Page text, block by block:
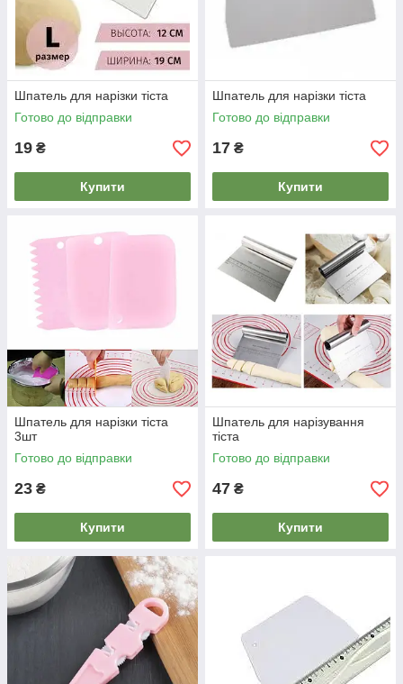
Шпатель для нарізки тіста
Готово до відправки
19 ₴
Купити
Шпатель для нарізки тіста
Готово до відправки
17 ₴
Купити
Шпатель для нарізки тіста
3шт
Готово до відправки
23 ₴
Купити
Шпатель для нарізування
тіста
Готово до відправки
47 ₴
Купити